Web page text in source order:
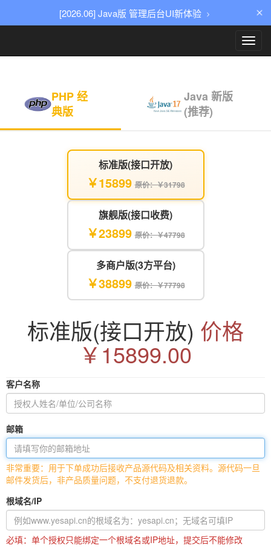
[2026.06] Java版 管理后台UI新体验
PHP 经
典版
Java 新版
(推荐)
标准版(接口开放)
￥15899 原价：￥31798
旗舰版(接口收费)
￥23899 原价：￥47798
多商户版(3方平台)
￥38899 原价：￥77798
标准版(接口开放) 价格
￥15899.00
客户名称
邮箱
非常重要：用于下单成功后接收产品源代码及相关资料。源代码一旦
邮件发货后，非产品质量问题，不支付退货退款。
根域名/IP
必填：单个授权只能绑定一个根域名或IP地址，提交后不能修改